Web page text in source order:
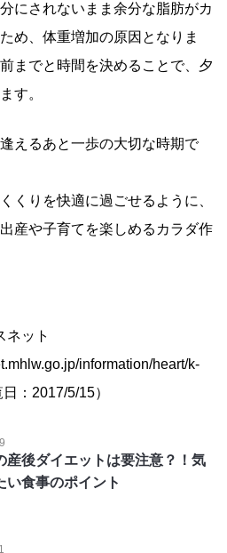
にされないまま余分な脂肪がカ
め、体重増加の原因となりま
までと時間を決めることで、夕
す。
えるあと一歩の大切な時期で
くりを快適に過ごせるように、
産や子育てを楽しめるカラダ作
ット
information/heart/k-
：2017/5/15）
産後ダイエットは要注意？！気
い食事のポイント